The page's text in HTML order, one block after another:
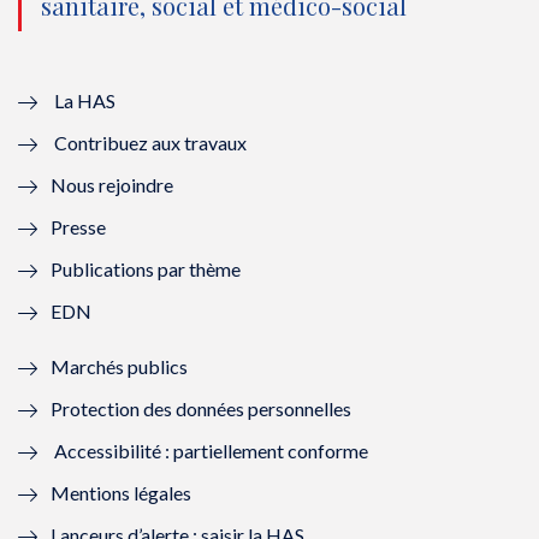
u
l
l
f
n
ê
t
r
o
e
e
n
ê
u
ê
t
o
ê
La HAS
Contribuez aux travaux
Nous rejoindre
Presse
Publications par thème
EDN
Marchés publics
Protection des données personnelles
Accessibilité : partiellement conforme
Mentions légales